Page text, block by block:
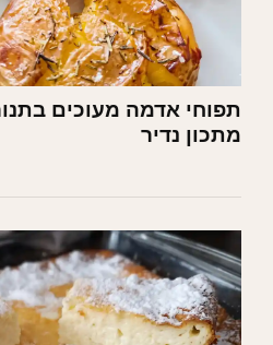
תפוחי אדמה מעוכים
מתכון נדיר